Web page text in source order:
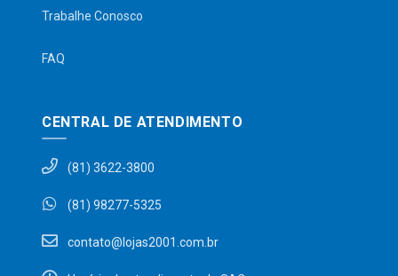
Trabalhe Conosco
FAQ
CENTRAL DE ATENDIMENTO
(81) 3622-3800
(81) 98277-5325
contato@lojas2001.com.br